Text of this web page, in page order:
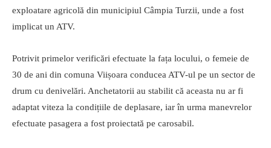
exploatare agricolă din municipiul Câmpia Turzii, unde a fost
implicat un ATV.
Potrivit primelor verificări efectuate la fața locului, o femeie de
30 de ani din comuna Viișoara conducea ATV-ul pe un sector de
drum cu denivelări. Anchetatorii au stabilit că aceasta nu ar fi
adaptat viteza la condițiile de deplasare, iar în urma manevrelor
efectuate pasagera a fost proiectată pe carosabil.